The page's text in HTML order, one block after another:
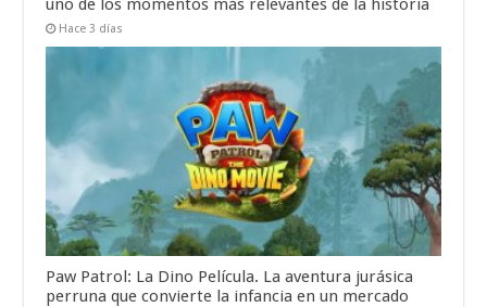
Hace 3 días
Paw Patrol: La Dino Película. La aventura jurásica
perruna que convierte la infancia en un mercado